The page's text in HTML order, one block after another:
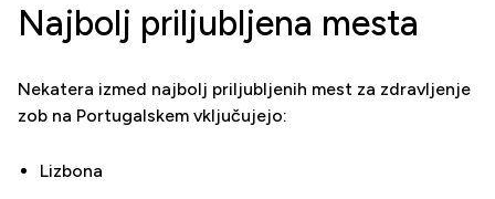
Najbolj priljubljena mesta
Nekatera izmed najbolj priljubljenih mest za zdravljenje
zob na Portugalskem vključujejo:
Lizbona